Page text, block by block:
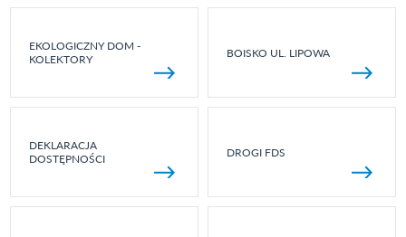
EKOLOGICZNY DOM -
KOLEKTORY
BOISKO UL. LIPOWA
DEKLARACJA
DOSTĘPNOŚCI
DROGI FDS